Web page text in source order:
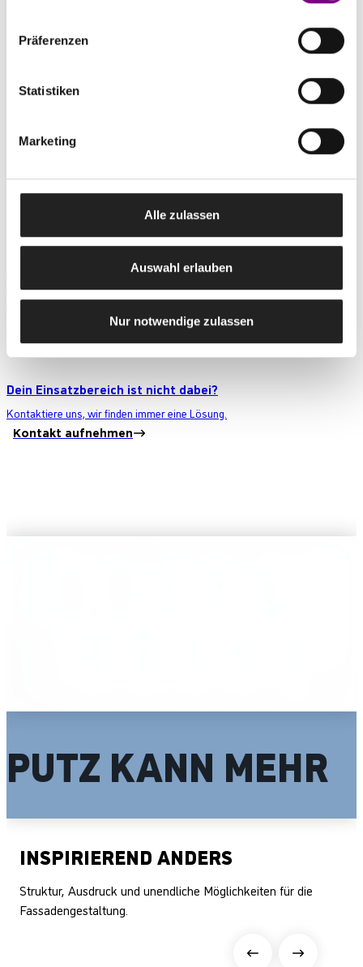
Präferenzen
Statistiken
Marketing
Alle zulassen
Auswahl erlauben
Nur notwendige zulassen
Fugendicht- und Klebstoffe
DisboSEAL Dicht- und Klebstoffe bieten ideal Lösungen für
Fassadenfugen, Außentüren, Anschlussfugen im Außenbereich sowie als
Montageklebstoff.
Fugen perfekt abdichten
Dein Einsatzbereich ist nicht dabei?
Kontaktiere uns, wir finden immer eine Lösung.
Kontakt aufnehmen
PUTZ KANN MEHR
INSPIRIEREND ANDERS
Struktur, Ausdruck und unendliche Möglichkeiten für die
Fassadengestaltung.
Gestaltungsmöglichkeiten entdecken